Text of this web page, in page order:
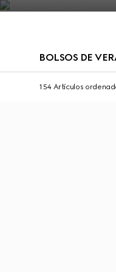
BOLSOS DE
154 Artículos
Personalizar con las iniciales